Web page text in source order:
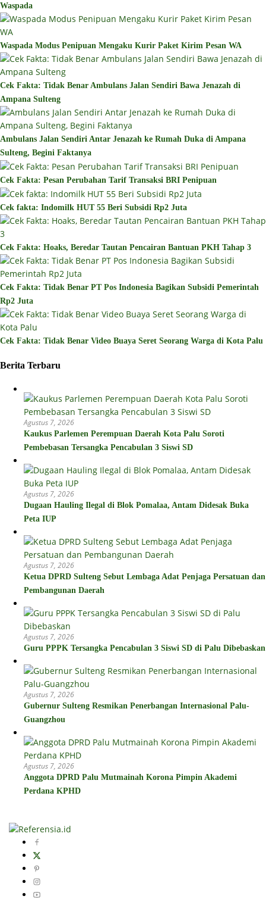
Waspada
Waspada Modus Penipuan Mengaku Kurir Paket Kirim Pesan WA
Cek Fakta: Tidak Benar Ambulans Jalan Sendiri Bawa Jenazah di
Ampana Sulteng
Ambulans Jalan Sendiri Antar Jenazah ke Rumah Duka di Ampana
Sulteng, Begini Faktanya
Cek Fakta: Pesan Perubahan Tarif Transaksi BRI Penipuan
Cek fakta: Indomilk HUT 55 Beri Subsidi Rp2 Juta
Cek Fakta: Hoaks, Beredar Tautan Pencairan Bantuan PKH Tahap 3
Cek Fakta: Tidak Benar PT Pos Indonesia Bagikan Subsidi Pemerintah
Rp2 Juta
Cek Fakta: Tidak Benar Video Buaya Seret Seorang Warga di Kota Palu
Berita Terbaru
Agustus 7, 2026
Kaukus Parlemen Perempuan Daerah Kota Palu Soroti
Pembebasan Tersangka Pencabulan 3 Siswi SD
Agustus 7, 2026
Dugaan Hauling Ilegal di Blok Pomalaa, Antam Didesak Buka
Peta IUP
Agustus 7, 2026
Ketua DPRD Sulteng Sebut Lembaga Adat Penjaga Persatuan dan
Pembangunan Daerah
Agustus 7, 2026
Guru PPPK Tersangka Pencabulan 3 Siswi SD di Palu Dibebaskan
Agustus 7, 2026
Gubernur Sulteng Resmikan Penerbangan Internasional Palu-
Guangzhou
Agustus 7, 2026
Anggota DPRD Palu Mutmainah Korona Pimpin Akademi
Perdana KPHD